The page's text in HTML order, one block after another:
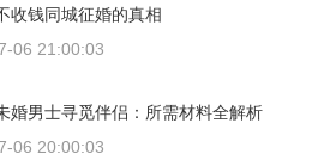
收钱同城征婚的真相
06 21:00:03
婚男士寻觅伴侣：所需材料全解析
06 20:00:03